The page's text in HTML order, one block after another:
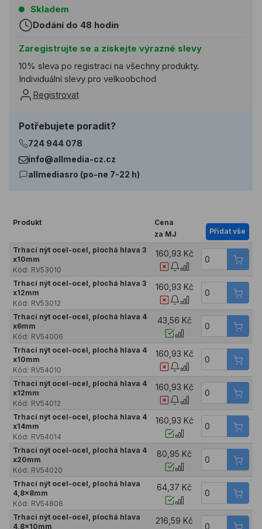
Skladem
Dodání do 48 hodin
Zaregistrujte se a získejte výrazné slevy
10% sleva po registraci na všechny produkty.
Individuální slevy pro velkoobchod
Registrovat
Potřebujete poradit?
724 944 078
info@allmedia-cz.cz
allmediasro (po-ne 7-22 h)
Produkt
Cena
za MJ
Přidat vše
Trhací nýt ocel-ocel, plochá hlava 3
x10mm
Kód: RV53010
160,93 Kč
Trhací nýt ocel-ocel, plochá hlava 3
x12mm
Kód: RV53012
160,93 Kč
Trhací nýt ocel-ocel, plochá hlava 4
x6mm
Kód: RV54006
43,56 Kč
Trhací nýt ocel-ocel, plochá hlava 4
x10mm
Kód: RV54010
160,93 Kč
Trhací nýt ocel-ocel, plochá hlava 4
x12mm
Kód: RV54012
160,93 Kč
Trhací nýt ocel-ocel, plochá hlava 4
x14mm
Kód: RV54014
160,93 Kč
Trhací nýt ocel-ocel, plochá hlava 4
x20mm
Kód: RV54020
80,95 Kč
Trhací nýt ocel-ocel, plochá hlava
4,8x8mm
Kód: RV54808
64,37 Kč
Trhací nýt ocel-ocel, plochá hlava
4,8x10mm
216,59 Kč